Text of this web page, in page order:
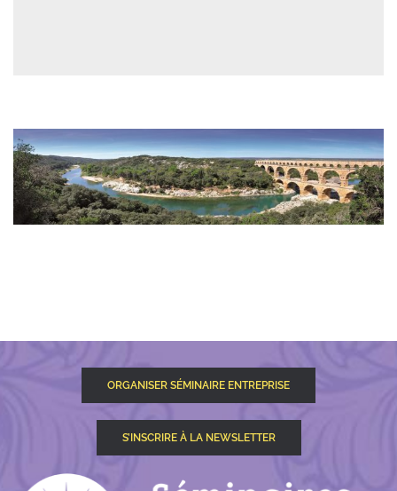
ORGANISER SÉMINAIRE ENTREPRISE
S’INSCRIRE À LA NEWSLETTER